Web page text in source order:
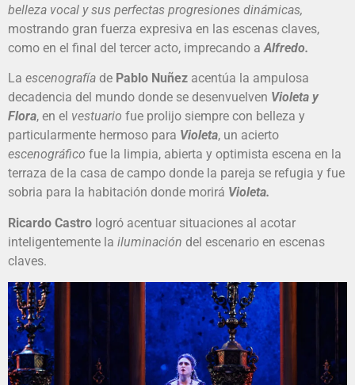
belleza vocal y sus perfectas progresiones dinámicas,
mostrando gran fuerza expresiva en las escenas claves,
como en el final del tercer acto, imprecando aAlfredo.
La escenografía de Pablo Nuñez acentúa la ampulosa
decadencia del mundo donde se desenvuelven Violeta y
Flora, en el vestuario fue prolijo siempre con belleza y
particularmente hermoso para Violeta, un acierto
escenográfico fue la limpia, abierta y optimista escena en la
terraza de la casa de campo donde la pareja se refugia y fue
sobria para la habitación donde morirá Violeta.
Ricardo Castro logró acentuar situaciones al acotar
inteligentemente la iluminación del escenario en escenas
claves.